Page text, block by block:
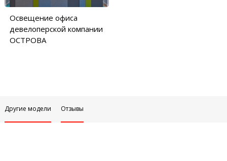
Освещение офиса
девелоперской компании
ОСТРОВА
Другие модели Отзывы